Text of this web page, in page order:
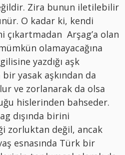
Zira bunun iletilebilir
O kadar ki, kendi
çıkartmadan Arşag’a olan
olamayacağına
yazdığı aşk
yasak aşkından da
ve zorlanarak da olsa
hislerinden bahseder.
dışında birini
zorluktan değil, ancak
esnasında Türk bir